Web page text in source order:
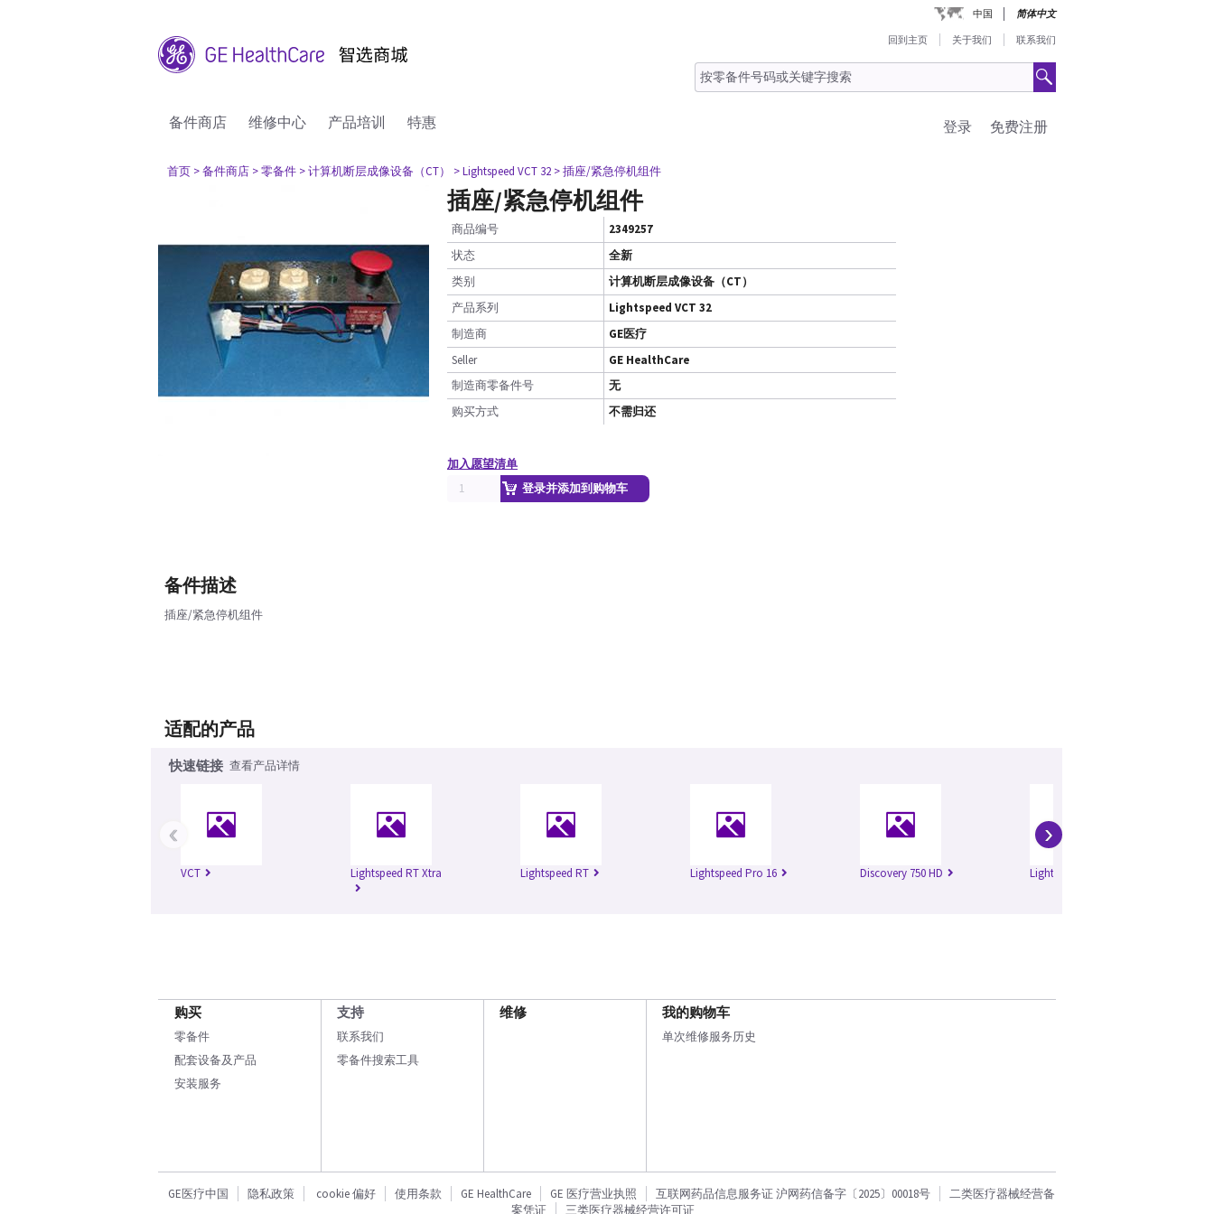
中国 简体中文
回到主页 关于我们 联系我们
备件商店 维修中心 产品培训 特惠 免费注册
登录
首页 > 备件商店 > 零备件 > 计算机断层成像设备（CT） > Lightspeed VCT 32 > 插座/紧急停机组件
插座/紧急停机组件
商品编号
2349257
状态
全新
类别
计算机断层成像设备（CT）
产品系列
Lightspeed VCT 32
制造商
GE医疗
Seller
GE HealthCare
制造商零备件号
无
购买方式
不需归还
加入愿望清单
登录并添加到购物车
备件描述
插座/紧急停机组件
适配的产品
快速链接 查看产品详情
VCT Lightspeed RT Xtra Lightspeed RT Lightspeed Pro 16 Discovery 750 HD Lightspeed 16
‹ ›
购买
零备件
配套设备及产品
安装服务
支持
联系我们
零备件搜索工具
维修 我的购物车
单次维修服务历史
GE医疗中国 隐私政策 cookie 偏好 使用条款 GE HealthCare GE 医疗营业执照 互联网药品信息服务证 沪网药信备字〔2025〕00018号
二类医疗器械经营备
案凭证
三类医疗器械经营许可证